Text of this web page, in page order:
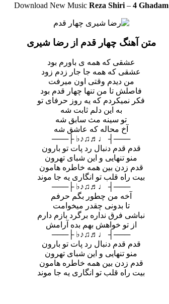
Download New Music Reza Shiri– 4 Ghadam
متن آهنگ چهار قدم از رضا شیری
عشقی که همه ی باورم بود
عشقی که همه جا جار زدم زود
من دیدم وقتی اون میرفت
فاصلش تا من تنها چهار قدم بود
فکر نمیکردم که یه روز حرفای تو
به این دلم ثابت شه
تو سینه مث سابق شه
آخ محاله که عاشق شه
───┤ ♩♬♫♪♭ ├───
قدم قدم دنبال رد پات تو بارون
منو تنهایی و این شبای تهرون
قدم زدن بین همه خاطره هامون
بیت راه قلب تو انگاری یه جا موند
───┤ ♩♬♫♪♭ ├───
آخه من چطور بگم حرفم
تا بدونی چقدر میخوامت
نباشی فرق نداره برگرد بازم دارم
از تو خواهش بهم بده آرامش
───┤ ♩♬♫♪♭ ├───
قدم قدم دنبال رد پات تو بارون
منو تنهایی و این شبای تهرون
قدم زدن بین همه خاطره هامون
بیت راه قلب تو انگاری یه جا موند